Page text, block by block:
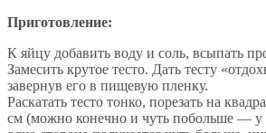
Приготовление:
К яйцу добавить воду и соль, всыпать
Замесить крутое тесто. Дать тесту
завернув его в пищевую пленку.
Раскатать тесто тонко, порезать на
см (можно конечно и чуть побольше — у